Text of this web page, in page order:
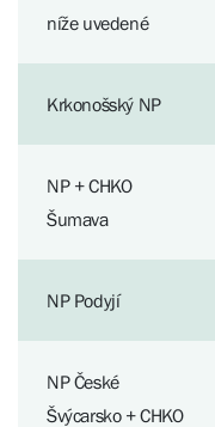
níže uvedené
Krkonošský NP
NP + CHKO
Šumava
NP Podyjí
NP České
Švýcarsko + CHKO